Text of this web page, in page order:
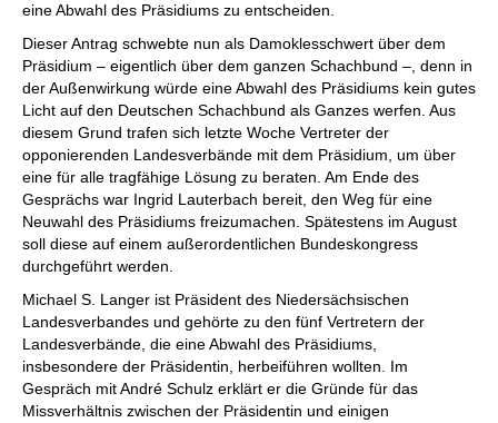
eine Abwahl des Präsidiums zu entscheiden.
Dieser Antrag schwebte nun als Damoklesschwert über dem
Präsidium – eigentlich über dem ganzen Schachbund –, denn in
der Außenwirkung würde eine Abwahl des Präsidiums kein gutes
Licht auf den Deutschen Schachbund als Ganzes werfen. Aus
diesem Grund trafen sich letzte Woche Vertreter der
opponierenden Landesverbände mit dem Präsidium, um über
eine für alle tragfähige Lösung zu beraten. Am Ende des
Gesprächs war Ingrid Lauterbach bereit, den Weg für eine
Neuwahl des Präsidiums freizumachen. Spätestens im August
soll diese auf einem außerordentlichen Bundeskongress
durchgeführt werden.
Michael S. Langer ist Präsident des Niedersächsischen
Landesverbandes und gehörte zu den fünf Vertretern der
Landesverbände, die eine Abwahl des Präsidiums,
insbesondere der Präsidentin, herbeiführen wollten. Im
Gespräch mit André Schulz erklärt er die Gründe für das
Missverhältnis zwischen der Präsidentin und einigen